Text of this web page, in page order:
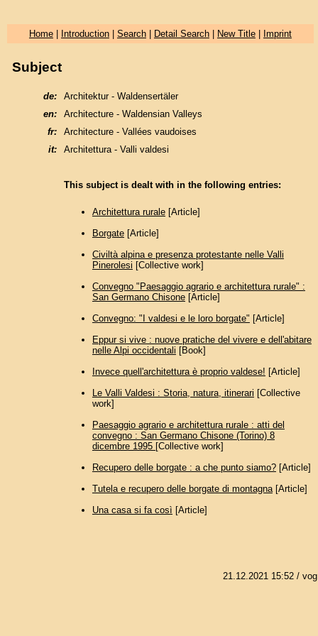
Home| Introduction| Search| Detail Search| New Title| Imprint
Subject
de:
Architektur - Waldensertäler
en:
Architecture - Waldensian Valleys
fr:
Architecture - Vallées vaudoises
it:
Architettura - Valli valdesi
This subject is dealt with in the following entries:
Architettura rurale[Article]
Borgate[Article]
Civiltà alpina e presenza protestante nelle Valli
Pinerolesi [Collective work]
Convegno "Paesaggio agrario e architettura rurale" :
San Germano Chisone[Article]
Convegno: "I valdesi e le loro borgate" [Article]
Eppur si vive : nuove pratiche del vivere e dell'abitare
nelle Alpi occidentali [Book]
Invece quell'architettura è proprio valdese! [Article]
Le Valli Valdesi : Storia, natura, itinerari [Collective
work]
Paesaggio agrario e architettura rurale : atti del
convegno : San Germano Chisone (Torino) 8
dicembre 1995 [Collective work]
Recupero delle borgate : a che punto siamo?[Article]
Tutela e recupero delle borgate di montagna[Article]
Una casa si fa così [Article]
21.12.2021 15:52/ vog